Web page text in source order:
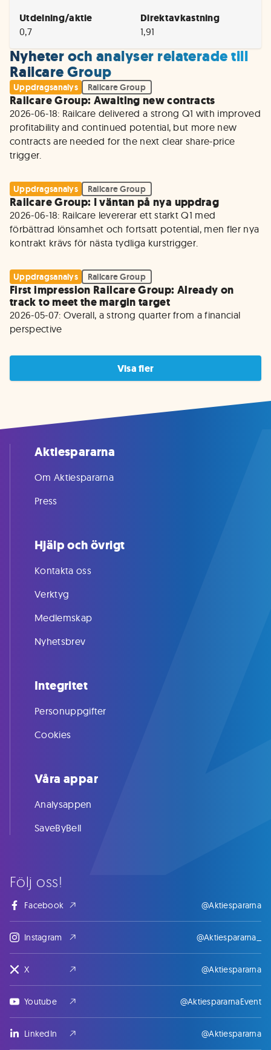
Utdelning/aktie
0,7
Direktavkastning
1,91
Nyheter och analyser relaterade till
Railcare Group
Uppdragsanalys Railcare Group
Railcare Group: Awaiting new contracts
2026-06-18: Railcare delivered a strong Q1 with improved
profitability and continued potential, but more new
contracts are needed for the next clear share-price
trigger.
Uppdragsanalys Railcare Group
Railcare Group: I väntan på nya uppdrag
2026-06-18: Railcare levererar ett starkt Q1 med
förbättrad lönsamhet och fortsatt potential, men fler nya
kontrakt krävs för nästa tydliga kurstrigger.
Uppdragsanalys Railcare Group
First impression Railcare Group: Already on
track to meet the margin target
2026-05-07: Overall, a strong quarter from a financial
perspective
Visa fler
Följ oss!
Facebook @Aktiespararna
Instagram @Aktiespararna_
X @Aktiespararna
Youtube @AktiespararnaEvent
LinkedIn @Aktiespararna
Aktiespararna
Om Aktiespararna
Press
Hjälp och övrigt
Kontakta oss
Verktyg
Medlemskap
Nyhetsbrev
Integritet
Personuppgifter
Cookies
Våra appar
Analysappen
SaveByBell